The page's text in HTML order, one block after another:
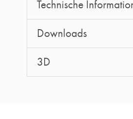
Technische
Downloads
3D